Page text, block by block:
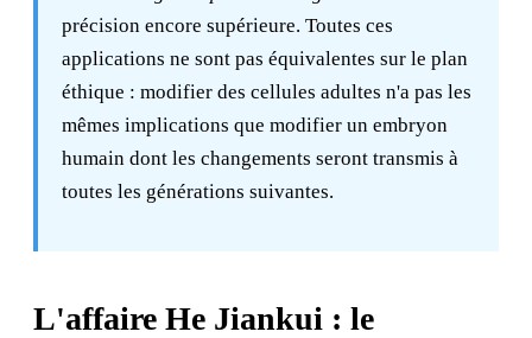
précision encore supérieure. Toutes ces
applications ne sont pas équivalentes sur le plan
éthique : modifier des cellules adultes n'a pas les
mêmes implications que modifier un embryon
humain dont les changements seront transmis à
toutes les générations suivantes.
L'affaire He Jiankui : le